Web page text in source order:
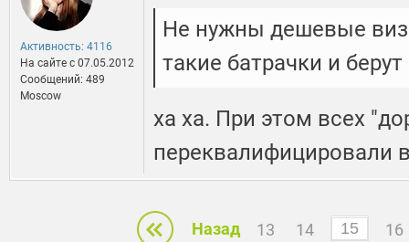
Активность: 4116
На сайте c 07.05.2012
Сообщений: 489
Moscow
Не нужны дешевые
такие батрачки и берут
ха ха. При этом всех
переквалифицировали
Назад 13 14 16